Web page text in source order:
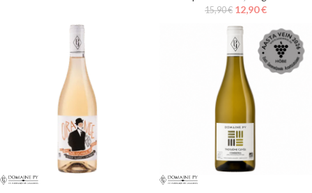
15,90€ 12,90€